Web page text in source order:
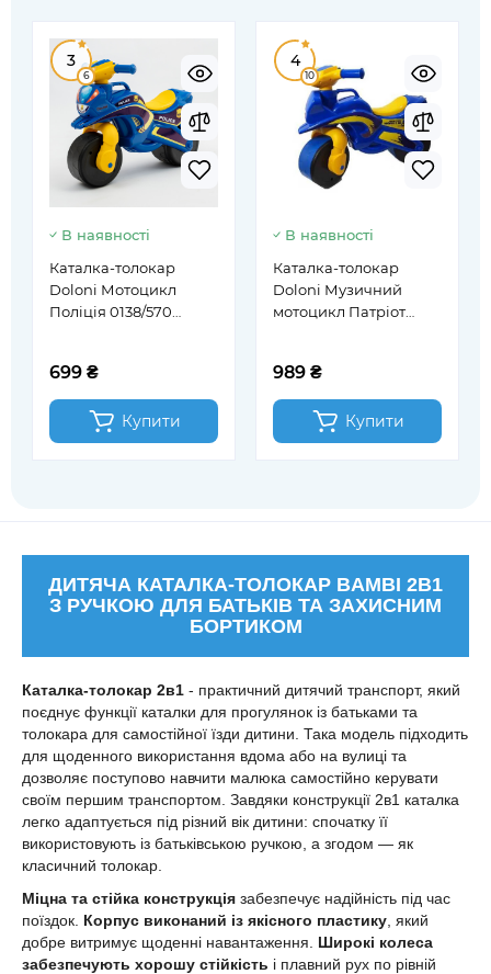
3
6
В наявності
Каталка-толокар
Doloni Мотоцикл
Поліція 0138/570
699 ₴
Купити
4
10
В наявності
Каталка-толокар
Doloni Музичний
мотоцикл Патріот
989 ₴
Купити
ДИТЯЧА КАТАЛКА-ТОЛОКАР BAMBI 2В1
З РУЧКОЮ ДЛЯ БАТЬКІВ ТА ЗАХИСНИМ
БОРТИКОМ
Каталка-толокар 2в1 - практичний дитячий транспорт, який
поєднує функції каталки для прогулянок із батьками та
толокара для самостійної їзди дитини. Така модель підходить
для щоденного використання вдома або на вулиці та
дозволяє поступово навчити малюка самостійно керувати
своїм першим транспортом. Завдяки конструкції 2в1 каталка
легко адаптується під різний вік дитини: спочатку її
використовують із батьківською ручкою, а згодом — як
класичний толокар.
Міцна та стійка конструкція забезпечує надійність під час
поїздок. Корпус виконаний із якісного пластику , який
добре витримує щоденні навантаження. Широкі колеса
забезпечують хорошу стійкість і плавний рух по рівній